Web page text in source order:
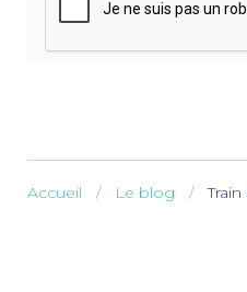
Accueil Le blog